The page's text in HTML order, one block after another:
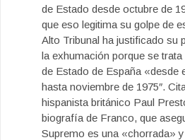
de Estado desde octubre de
que eso legitima su golpe de
Alto Tribunal ha justificado su
la exhumación porque se
de Estado de España «desde
hasta noviembre de 1975″.
hispanista británico Paul
biografía de Franco, que
Supremo es una «chorrada»